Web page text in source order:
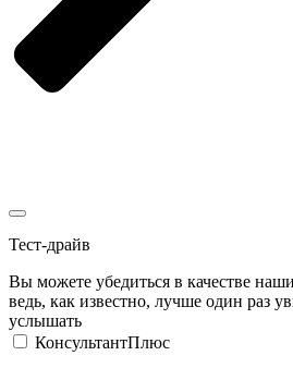
Тест-драйв
Вы можете убедиться в качестве
ведь, как известно, лучше один раз
услышать
КонсультантПлюс